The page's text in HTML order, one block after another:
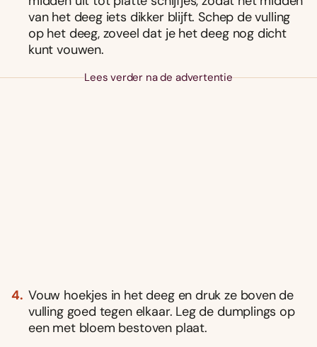
van het deeg iets dikker blijft. Schep de vulling
op het deeg, zoveel dat je het deeg nog dicht
kunt vouwen.
Lees verder na de advertentie
Vouw hoekjes in het deeg en druk ze boven de
vulling goed tegen elkaar. Leg de dumplings op
een met bloem bestoven plaat.